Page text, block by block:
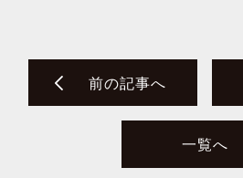
前の記事へ
一覧へ